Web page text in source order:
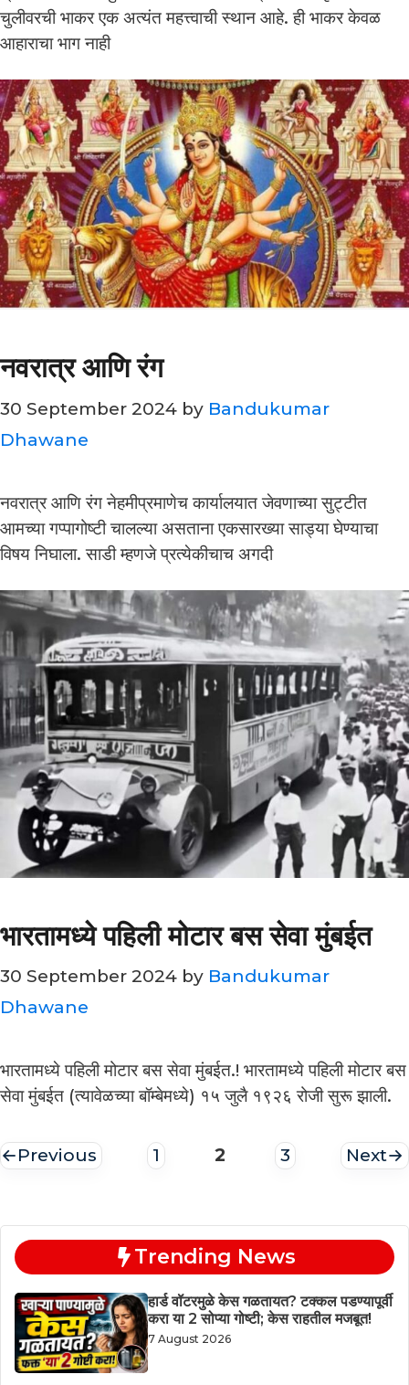
चुलीवरची भाकर एक अत्यंत महत्त्वाची स्थान आहे. ही भाकर केवळ
आहाराचा भाग नाही
नवरात्र आणि रंग
30 September 2024 by Bandukumar
Dhawane
नवरात्र आणि रंग नेहमीप्रमाणेच कार्यालयात जेवणाच्या सुट्टीत
आमच्या गप्पागोष्टी चालल्या असताना एकसारख्या साड्या घेण्याचा
विषय निघाला. साडी म्हणजे प्रत्येकीचाच अगदी
भारतामध्ये पहिली मोटार बस सेवा मुंबईत
30 September 2024 by Bandukumar
Dhawane
भारतामध्ये पहिली मोटार बस सेवा मुंबईत.! भारतामध्ये पहिली मोटार बस
सेवा मुंबईत (त्यावेळच्या बॉम्बेमध्ये) १५ जुलै १९२६ रोजी सुरू झाली.
←Previous
Page
1 Page
2
Page
3 Next→
Trending News
हार्ड वॉटरमुळे केस गळतायत? टक्कल पडण्यापूर्वी
करा या 2 सोप्या गोष्टी; केस राहतील मजबूत!
7 August 2026